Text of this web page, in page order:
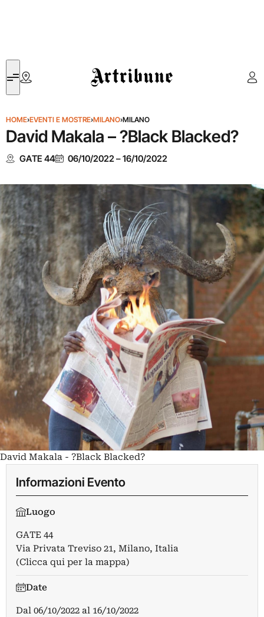
Artribune
HOME›EVENTI E MOSTRE›MILANO›MILANO
David Makala – ?Black Blacked?
GATE 44 06/10/2022–16/10/2022
David Makala - ?Black Blacked?
Informazioni Evento
Luogo
GATE 44
Via Privata Treviso 21, Milano, Italia
(Clicca qui per la mappa)
Date
Dal 06/10/2022 al 16/10/2022